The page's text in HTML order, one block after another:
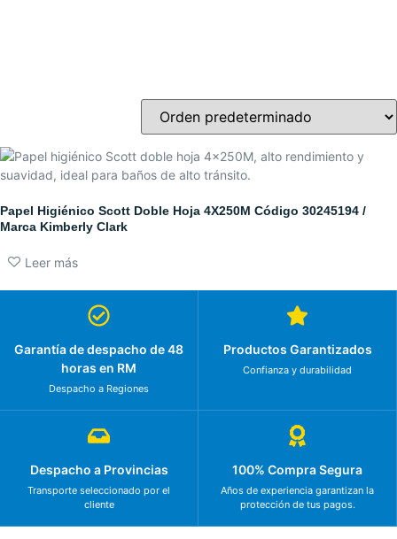
Papel Higiénico Scott Doble Hoja 4X250M Código 30245194 /
Marca Kimberly Clark
Leer más
Garantía de despacho de 48
horas en RM
Despacho a Regiones
Productos Garantizados
Confianza y durabilidad
Despacho a Provincias
Transporte seleccionado por el
cliente
100% Compra Segura
Años de experiencia garantizan la
protección de tus pagos.